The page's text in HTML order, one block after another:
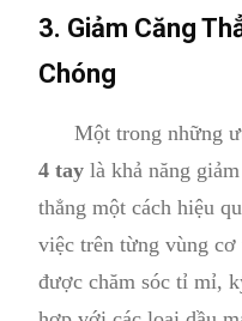
3. Giảm Căng
Chóng
Một trong những
4 tay là khả năng
thẳng một cách hiệu
việc trên từng vùng cơ
được chăm sóc tỉ mỉ,